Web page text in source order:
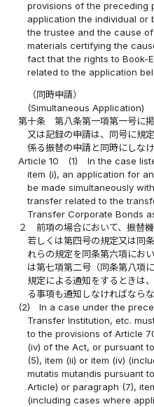
provisions of the preceding
application the individual or
the trustee and the cause
materials certifying the
fact that the rights to Book-
related to the application
（同時申請）
(Simultaneous Application)
第十条
第八条第一項第一号に
又は記録の申請は、同号に規
係る振替の申請と同時にしな
Article 10
(1)
In the case
item (i), an application for
be made simultaneously
transfer related to the
Transfer Corporate Bonds
２
前項の場合において、振替
若しくは第四号の規定又は同
れらの規定を同条第六項にお
は第七項第二号（同条第八項
規定による通知をするときは
る事項も通知しなければならな
(2)
In a case under the
Transfer Institution, etc.
to the provisions of Article
(iv) of the Act, or pursuant
(5), item (ii) or item (iv)
mutatis mutandis pursuant
Article) or paragraph (7),
(including cases where